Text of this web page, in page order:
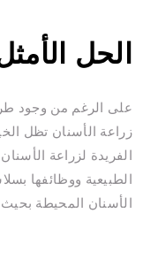
الحل
على الرغم من وجود
زراعة الأسنان تظل
الفريدة لزراعة
الطبيعية ووظائفها
الأسنان المحيطة بحيث